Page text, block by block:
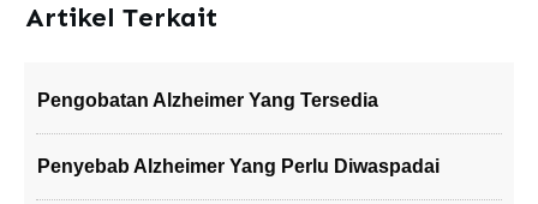
Artikel Terkait
Pengobatan Alzheimer Yang Tersedia
Penyebab Alzheimer Yang Perlu Diwaspadai